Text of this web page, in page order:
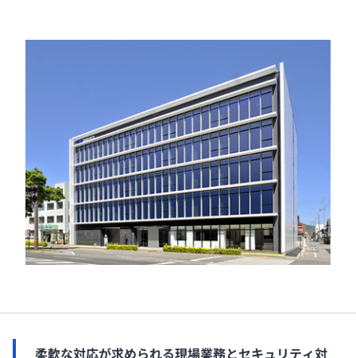
柔軟な対応が求められる現場業務とセキュリティ対